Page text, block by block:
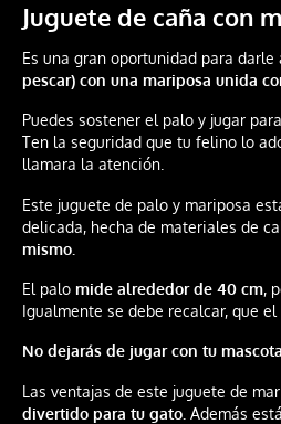
Juguete de caña con
Es una gran oportunidad para
pescar) con una mariposa unida
Puedes sostener el palo y jugar
Ten la seguridad que tu felino lo
llamara la atención.
Este juguete de palo y mariposa
delicada, hecha de materiales de
mismo.
El palomide alrededor de 40 cm,
Igualmente se debe recalcar, que
No dejarás de jugar con tu
Las ventajas de este juguete de
divertido para tu gato. Además